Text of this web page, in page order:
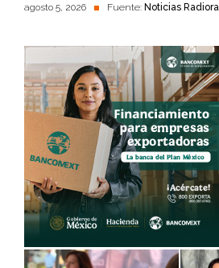
agosto 5, 2026 Fuente: Noticias